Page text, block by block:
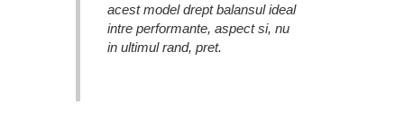
acest model drept balansul ideal
intre performante, aspect si, nu
in ultimul rand, pret.